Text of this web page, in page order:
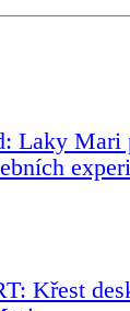
Laky Mari
Křest